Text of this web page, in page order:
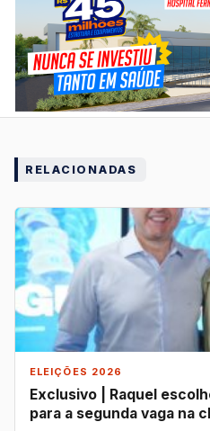
RELACIONADAS
ELEIÇÕES 2026
Exclusivo | Raquel
para a segunda vaga na